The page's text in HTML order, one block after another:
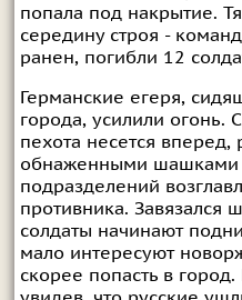
попала под накрытие.
середину строя -
ранен, погибли 12
Германские егеря,
города, усилили огонь.
пехота несется
обнаженными шашками
подразделений
противника.
солдаты начинают
мало интересуют
скорее попасть в